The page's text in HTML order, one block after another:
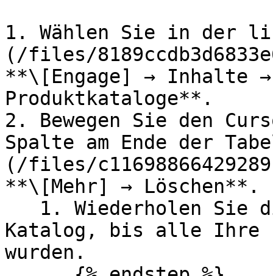
1. Wählen Sie in der
(/files/
**\[Engage] → Inhalte →
Produktkataloge**.
2. Bewegen Sie den
Spalte am Ende der
(/files/
**\[Mehr] → Löschen**.
Katalog, bis alle Ihre
wurden.